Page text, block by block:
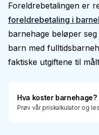
Foreldrebetalingen er
foreldrebetaling i
barnehage beløper
barn med
faktiske utgiftene til
Hva koster barnehage?
Prøv vår priskalkulator og